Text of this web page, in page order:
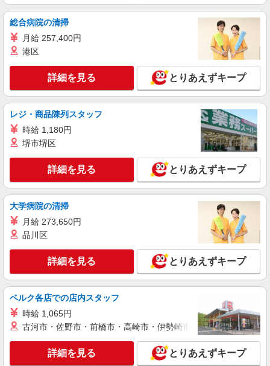
時給1,450円〜1,650円 ★週払いOK（規定あ
り） ※給与幅は経験・能力による
滋賀県大津市 【最寄駅】京阪石山坂本線「南
滋賀」駅 ★勤務地は3000ヶ所以上★ 自宅から通
いやすいエリアなど、お好きな勤務地をお選び下
さい！！
キープ 詳細を見る
アルバイト パート 派遣社員 紹介予定派遣
日研トータルソーシング株式会社 メディカルケア事業部/京都オフィ
ス
未経験・無資格OKの介護スタッフ
時給1,450円〜1,650円 ★週払いOK（規定あ
り） ※給与幅は経験・能力による
滋賀県大津市 【最寄駅】京阪石山坂本線「穴
太」駅 ★勤務地は3000ヶ所以上★ 自宅から通い
やすいエリアなど、お好きな勤務地をお選び下さ
詳細を見る
派遣社員
（株）ウィルオブ・ワークCW 京都支店/ms260101
介護スタッフ
時給1400円 ◆前払い・日払い・週払いOK
滋賀県大津市
キープ 詳細を見る
総合病院の清掃
月給 257,400円
港区
詳細を見る とりあえずキープ
レジ・商品陳列スタッフ
時給 1,180円
堺市堺区
詳細を見る とりあえずキープ
大学病院の清掃
月給 273,650円
品川区
詳細を見る とりあえずキープ
ベルク各店での店内スタッフ
時給 1,065円
古河市・佐野市・前橋市・高崎市・伊勢崎市・太田市・館林市
詳細を見る とりあえずキープ